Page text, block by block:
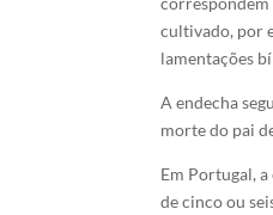
cultivado, por
lamentações
A endecha
morte do pai
Em Portugal,
de cinco ou